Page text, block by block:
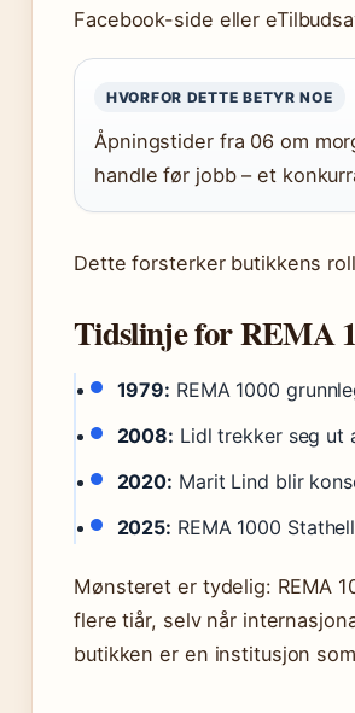
Facebook-side eller
HVORFOR DETTE BETYR NOE
Åpningstider fra 06 om
handle før jobb – et
Dette forsterker butikkens
Tidslinje for REMA
1979: REMA 1000
2008: Lidl trekker seg ut
2020: Marit Lind blir
2025: REMA 1000
Mønsteret er tydelig: REMA
flere tiår, selv når
butikken er en institusjon